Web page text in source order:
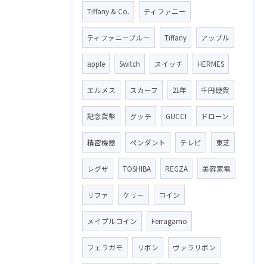
Tiffany & Co. ティファニー
ティファニーブルー Tiffany アップル
apple Switch スイッチ HERMES
エルメス スカーフ 21年 千円硬貨
記念貨幣 グッチ GUCCI ドローン
精密機器 ペンダント テレビ 東芝
レグザ TOSHIBA REGZA 美容家電
リファ ケリー コイン
メイプルコイン Ferragamo
フェラガモ リボン ヴァラリボン